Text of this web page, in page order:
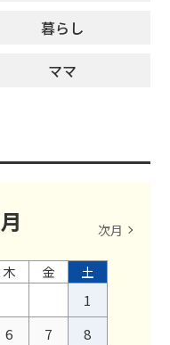
暮らし
ママ
月 次月
木 金
土
1
6 7
8